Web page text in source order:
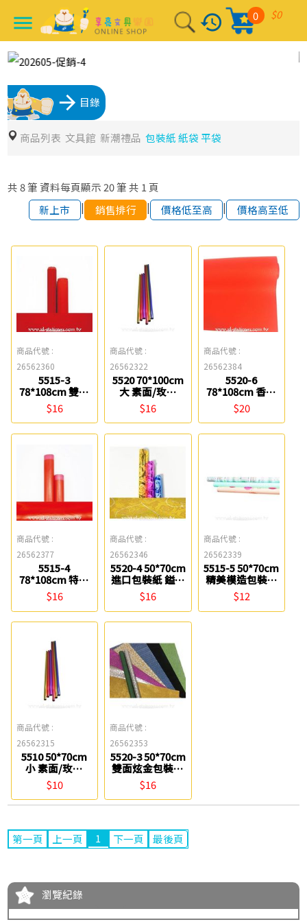
menu history $0
0
arrow_forward 目錄
商品列表 文具館 新潮禮品 包裝紙 紙袋 平袋
共 8筆 資料每頁顯示 20筆 共 1 頁
新上市
| 銷售排行 | 價格低至高 | 價格高至低
商品代號 :
26562360
5515-3
78*108cm 雙料
萬年紅紙 鎰法
EASYFAR
$16
商品代號 :
26562322
5520 70*100cm
大 素面/玫瑰
OPP包裝紙 鎰法
EASYFAR
$16
商品代號 :
26562384
5520-6
78*108cm 香水
鳳尾紅紙 鎰法
EASYFAR
$20
商品代號 :
26562377
5515-4
78*108cm 特級
蠟光紅紙 鎰法
EASYFAR
$16
商品代號 :
26562346
5520-4 50*70cm
進口包裝紙 鎰法
EASYFAR
$16
商品代號 :
26562339
5515-5 50*70cm
精美模造包裝紙
鎰法 EASYFAR
$12
商品代號 :
26562315
5510 50*70cm
小 素面/玫瑰
OPP包裝紙 鎰法
EASYFAR
$10
商品代號 :
26562353
5520-3 50*70cm
雙面炫金包裝紙
鎰法 EASYFAR
$16
第一頁 上一頁 1 下一頁 最後頁
瀏覽紀錄